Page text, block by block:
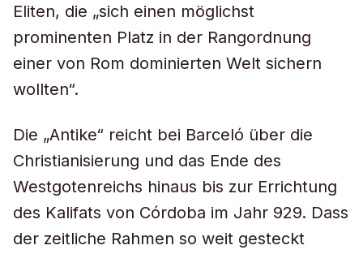
Eliten, die „sich einen möglichst
prominenten Platz in der Rangordnung
einer von Rom dominierten Welt sichern
wollten“.
Die „Antike“ reicht bei Barceló über die
Christianisierung und das Ende des
Westgotenreichs hinaus bis zur Errichtung
des Kalifats von Córdoba im Jahr 929. Dass
der zeitliche Rahmen so weit gesteckt